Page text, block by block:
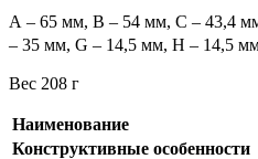
А – 65 мм, В – 54 мм, C – 43,4
– 35 мм, G – 14,5 мм, H – 14,5
Вес 208 г
Наименование
Конструктивные особенности